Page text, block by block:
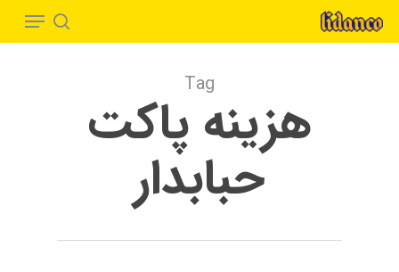
search
Menu
Tag
هزینه پاکت
حبابدار